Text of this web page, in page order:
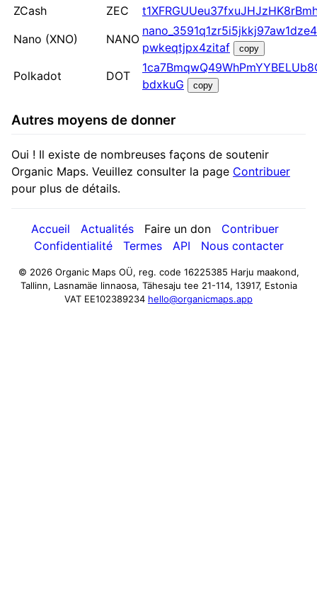
ZCash ZEC
Nano (XNO)
NANO
pwkeqtjpx4zitaf
copy
Polkadot DOT
bdxkuG
copy
Autres moyens de donner
Oui ! Il existe de nombreuses façons de soutenir
Organic Maps. Veuillez consulter la page Contribuer
pour plus de détails.
Accueil Actualités Faire un don
Contribuer
Confidentialité
Termes API Nous contacter
© 2026 Organic Maps OÜ, reg. code 16225385 Harju maakond,
Tallinn, Lasnamäe linnaosa, Tähesaju tee 21-114, 13917, Estonia
VAT EE102389234 hello@organicmaps.app